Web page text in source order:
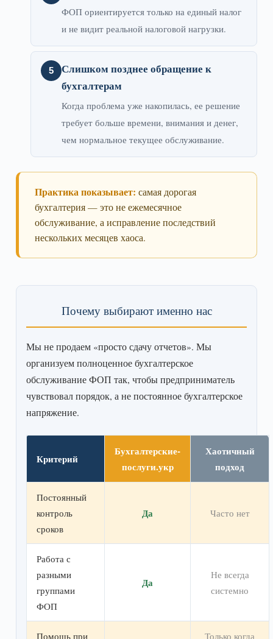
ФОП ориентируется только на единый налог
и не видит реальной налоговой нагрузки.
Слишком позднее обращение к
бухгалтерам
Когда проблема уже накопилась, ее решение
требует больше времени, внимания и денег,
чем нормальное текущее обслуживание.
Практика показывает: самая дорогая
бухгалтерия — это не ежемесячное
обслуживание, а исправление последствий
нескольких месяцев хаоса.
Почему выбирают именно нас
Мы не продаем «просто сдачу отчетов». Мы
организуем полноценное бухгалтерское
обслуживание ФОП так, чтобы предприниматель
чувствовал порядок, а не постоянное бухгалтерское
напряжение.
Критерий
Бухгалтерские-
послуги.укр
Хаотичный
подход
Постоянный
контроль
сроков
Да Часто нет
Работа с
разными
группами
ФОП
Да
Не всегда
системно
Помощь при Только когда